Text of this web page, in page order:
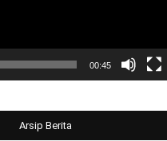
00:45
Arsip Berita